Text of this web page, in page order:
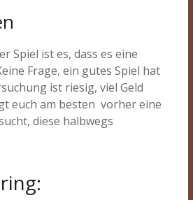
Spiel ist es, dass es eine
Frage, ein gutes Spiel hat
ist riesig, viel Geld
euch am besten vorher eine
diese halbwegs